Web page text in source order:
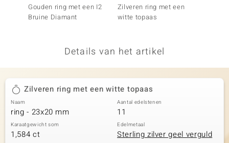
Gouden ring met een I2
Bruine Diamant
Zilveren ring met een
witte topaas
Details van het artikel
Zilveren ring met een witte topaas
Naam
ring - 23x20 mm
Aantal edelstenen
11
Karaatgewicht som
1,584 ct
Edelmetaal
Sterling zilver geel verguld